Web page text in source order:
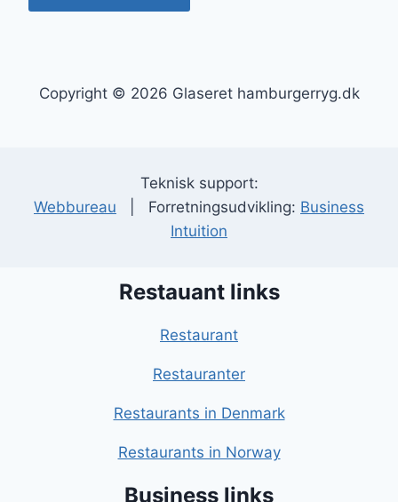
Copyright © 2026 Glaseret hamburgerryg.dk
Teknisk support:
Webbureau | Forretningsudvikling: Business
Intuition
Restauant links
Restaurant
Restauranter
Restaurants in Denmark
Restaurants in Norway
Business links